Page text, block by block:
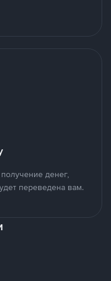
денег,
переведена вам.